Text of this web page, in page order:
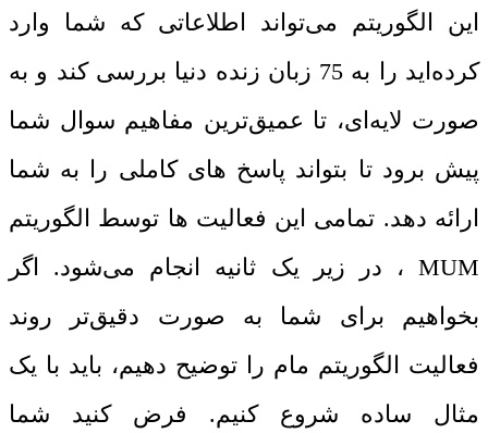
این الگوریتم می‌تواند اطلاعاتی که شما وارد
کرده‌اید را به 75 زبان زنده دنیا بررسی کند و به
‌صورت لایه‌ای، تا عمیق‌ترین مفاهیم سوال شما
پیش برود تا بتواند پاسخ ‌های کاملی را به شما
ارائه دهد. تمامی این فعالیت‌ ها توسط الگوریتم
MUM ، در زیر یک ثانیه انجام می‌شود. اگر
بخواهیم برای شما به ‌صورت دقیق‌تر روند
فعالیت الگوریتم مام را توضیح دهیم، باید با یک
مثال ساده شروع کنیم. فرض کنید شما